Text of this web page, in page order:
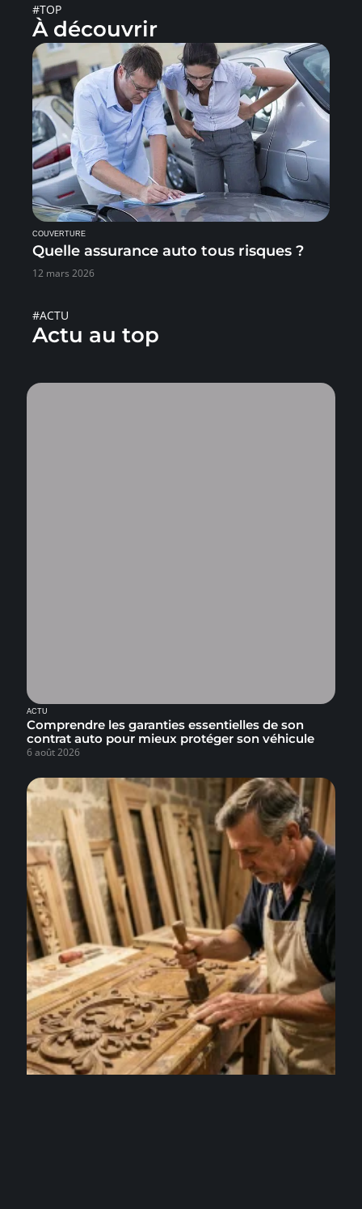
#TOP
À découvrir
COUVERTURE
Quelle assurance auto tous risques ?
12 mars 2026
#ACTU
Actu au top
ACTU
Comprendre les garanties essentielles de son
contrat auto pour mieux protéger son véhicule
6 août 2026